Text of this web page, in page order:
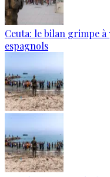
Ceuta: le bilan grimpe à
espagnols